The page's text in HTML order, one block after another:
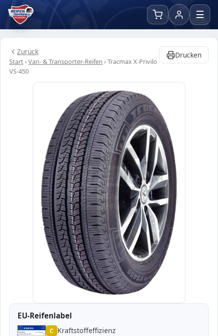
☰
Zurück
Start›Van- & Transporter-Reifen ›Tracmax X-Privilo
VS-450
Drucken
EU-Reifenlabel
ENERG 1000000
Tracmax 20TM19560R160T-…
195/60 R16C 99T C2 C Kraftstoffeffizienz